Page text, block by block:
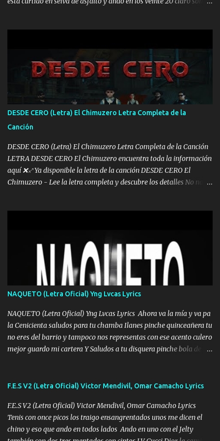
pa más pues hay charola les voy a dar hasta topar pues no hay de
otra Música Surcando bien mi camino voy por mi línea no veo a
los lados aquel que no corre vuela no se me duerm voy chicoteado
Ya pasé varias hazañas ya tienen rato que me agarran el colmillo
de este León los estatales no sé esperaron Al tiro esta la PrimiZa
también la nueve que cargo al lado doy la mano al que su amigo y
al traicionero damos pa abajo Y No me paran aquí hay pa más
pues hay charola les voy a dar hasta topar pues no hay de otra...
DESDE CERO (Letra) El Chimuzero Letra Completa de la
Canción
DESDE CERO (Letra) El Chimuzero Letra Completa de la Canción
LETRA DESDE CERO El Chimuzero encuentra toda la información
aquí ❌♐ Ya disponible la letra de la canción DESDE CERO El
Chimuzero - Lee la letra completa y descubre los detalles No nací
❌ www.elnorteduro.com ❌ Yo No limito los Sueños , si no existe
Uno pues Hallamos Modos , Si me caigo me Levanto, Aprendo Del
Error Y me sacudo El Lodo ❌ www.elnorteduro.com ❌ El Dinero
No me falta Pero Tampoco me Estorba , Por Eso Manejo Todo
Bien Regido Por mis Normas . Aquí no Se Sufre de Ego vengo Desde
Abajo y me costó subir Fue Con Trabajo Y Esfuerzo, Nada es
Regalado Me Super Invertir A Mí lado Una Princesa que A pesar de
Todo Siempre a estado ahí . Hecho pa...
NAQUETO (Letra Oficial) Yng Lvcas Lyrics
NAQUETO (Letra Oficial) Yng Lvcas Lyrics Ahora va la mía y va pa
la Cenicienta saludos para tu chamba Ilanes pinche quinceañera tu
no eres del barrio y tampoco nos representas con ese acento culero
mejor guardo mi cartera Y Saludos a tu disquera pinche bola de
amarrados y tu escondido entre el miedo Que el chacal mas caro
timbo tú tu ropa y tus joyas están iguales a ti todas nacas todas
chafas baratas como TAfi Y un trofeo para Jiménez por dejarse
embarazar aunque aquí huele algo raro y es que tu no estas jamas
F.E.S V2 (Letra Oficial) Victor Mendivil, Omar Camacho Lyrics
F.E.S V2 (Letra Oficial) Victor Mendivil, Omar Camacho Lyrics
Tenis con once picos los traigo ensangrentados unos me dicen el
chino y eso que ando en todos lados Ando en uno con el Jelty